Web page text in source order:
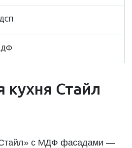
Стайл
с МДФ фасадами —